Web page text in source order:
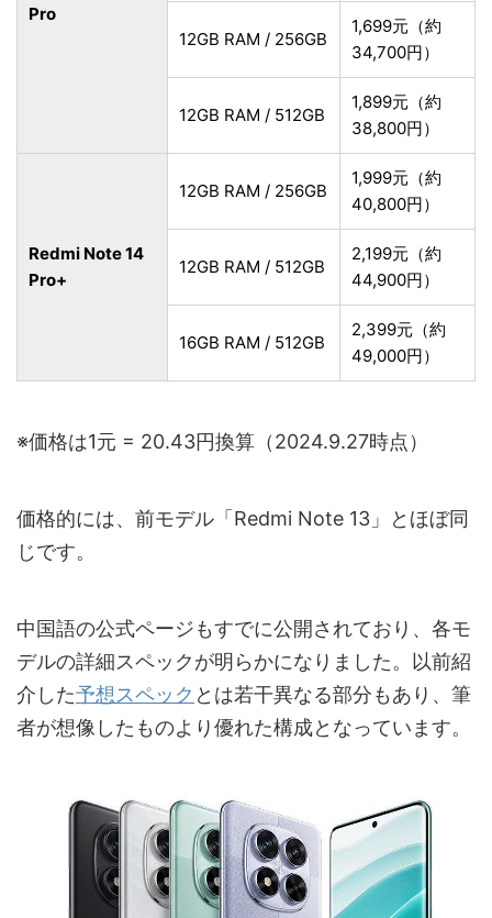
Pro
12GB RAM / 256GB
1,699元（約
34,700円）
12GB RAM / 512GB
1,899元（約
38,800円）
Redmi Note 14
Pro+
12GB RAM / 256GB
1,999元（約
40,800円）
12GB RAM / 512GB
2,199元（約
44,900円）
16GB RAM / 512GB
2,399元（約
49,000円）
※価格は1元 = 20.43円換算（2024.9.27時点）
価格的には、前モデル「Redmi Note 13」とほぼ同
じです。
中国語の公式ページもすでに公開されており、各モ
デルの詳細スペックが明らかになりました。以前紹
介した予想スペック とは若干異なる部分もあり、筆
者が想像したものより優れた構成となっています。